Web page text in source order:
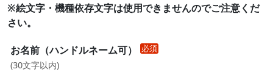
※絵文字・機種依存文字は使用できませんのでご注意くだ
さい。
お名前（ハンドルネーム可） 必須
(30文字以内)